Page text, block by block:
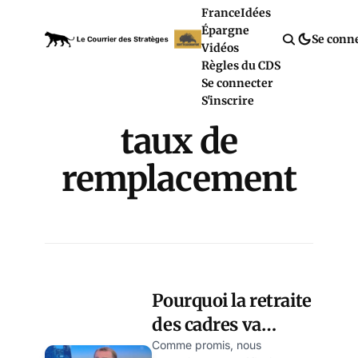
FranceIdées
Épargne
Vidéos
Règles du CDS
Se connecter
S'inscrire
Se
taux de
remplacement
Pourquoi la retraite
des cadres va
fortement baisser
Comme promis, nous